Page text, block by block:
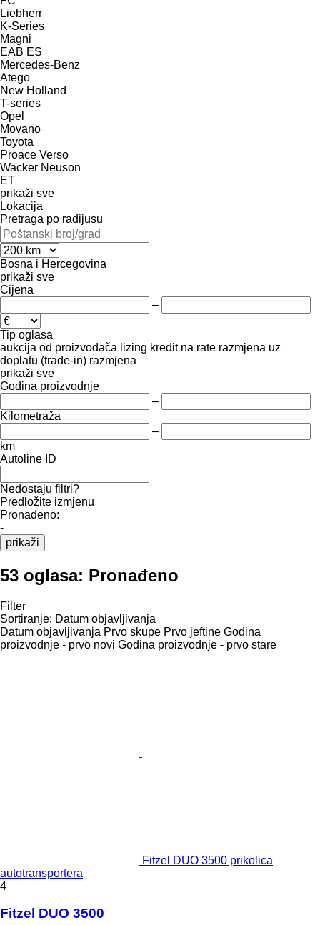
Liebherr
K-Series
Magni
EAB ES
Mercedes-Benz
Atego
New Holland
T-series
Opel
Movano
Toyota
Proace Verso
Wacker Neuson
ET
prikaži sve
Lokacija
Pretraga po radijusu
Bosna i Hercegovina
prikaži sve
Cijena
–
Tip oglasa
aukcija od proizvođača lizing kredit na rate razmjena uz
doplatu (trade-in) razmjena
prikaži sve
Godina proizvodnje
–
Kilometraža
–
km
Autoline ID
Nedostaju filtri?
Predložite izmjenu
Pronađeno:
-
prikaži
53 oglasa: Pronađeno
Filter
Sortiranje: Datum objavljivanja
Datum objavljivanja Prvo skupe Prvo jeftine Godina
proizvodnje - prvo novi Godina proizvodnje - prvo stare
Fitzel DUO 3500 prikolica
autotransportera
4
Fitzel DUO 3500